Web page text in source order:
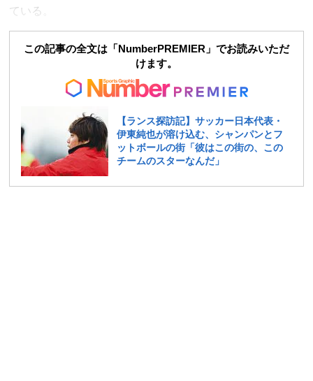
ている。
この記事の全文は「NumberPREMIER」でお読みいただ
けます。
【ランス探訪記】サッカー日本代表・
伊東純也が溶け込む、シャンパンとフ
ットボールの街「彼はこの街の、この
チームのスターなんだ」